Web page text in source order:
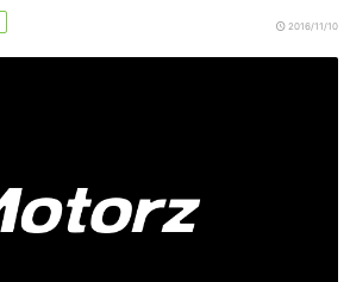
2016/11/10